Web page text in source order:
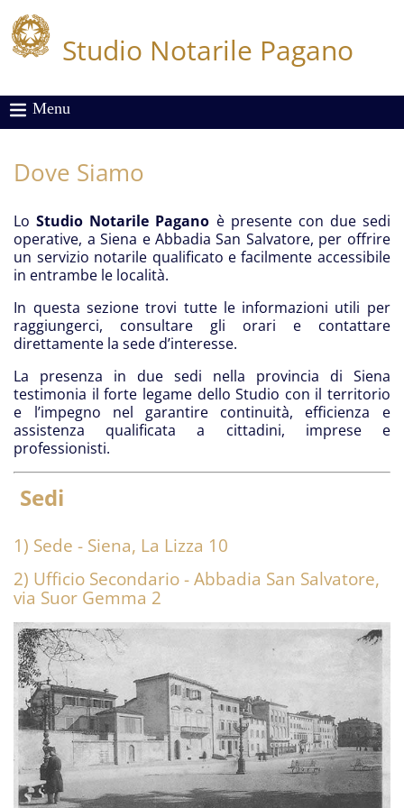
Studio Notarile Pagano
Menu
Dove Siamo
LoStudio Notarile Pagano è presente con due sedi
operative, a Siena e Abbadia San Salvatore, per offrire
un servizio notarile qualificato e facilmente accessibile
in entrambe le località.
In questa sezione trovi tutte le informazioni utili per
raggiungerci, consultare gli orari e contattare
direttamente la sede d’interesse.
La presenza in due sedi nella provincia di Siena
testimonia il forte legame dello Studio con il territorio
e l’impegno nel garantire continuità, efficienza e
assistenza qualificata a cittadini, imprese e
professionisti.
Sedi
1) Sede - Siena, La Lizza 10
2) Ufficio Secondario - Abbadia San Salvatore,
via Suor Gemma 2